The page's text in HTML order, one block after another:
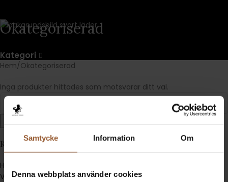
Samtycke Information Om
Denna webbplats använder cookies
Okategoriserad
Kategori
KATEGORI
Handskar
Väskor
Hem Okategoriserad
Inga produkter hittades som motsvarar ditt val.